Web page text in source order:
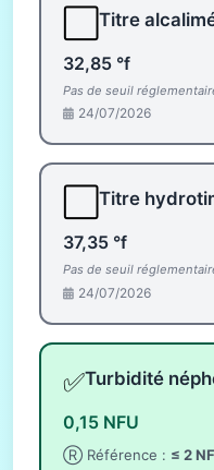
Titre
32,85 °f
Pas de seuil
24/07/2026
Titre
37,35 °f
Pas de seuil
24/07/2026
✅Turbidité
0,15 NFU
Ⓡ Référence : ≤ 2